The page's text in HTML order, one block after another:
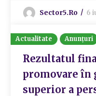
Sector5.ro 6
Actualitate Anunțuri
Rezultatul
promovare în
superior a